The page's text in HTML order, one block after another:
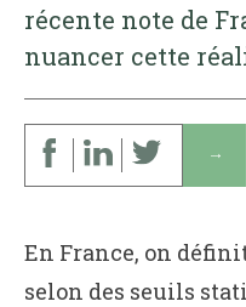
récente note de
nuancer cette
↓
En France, on
selon des seuils